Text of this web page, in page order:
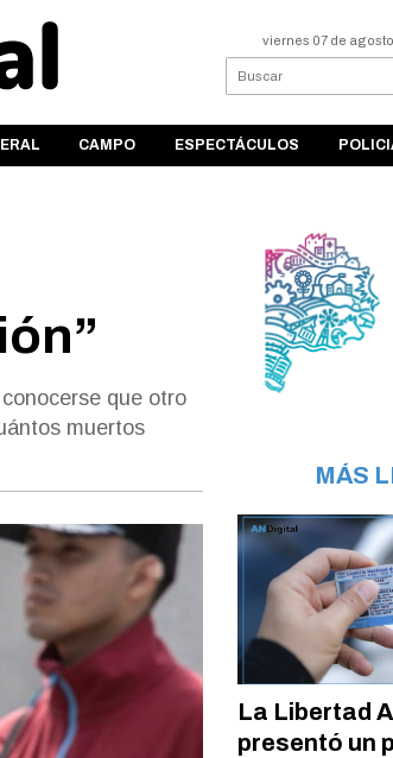
viernes 07 de
CAMPO ESPECTÁCULOS
que otro
muertos
MÁS
La Libertad
presentó un